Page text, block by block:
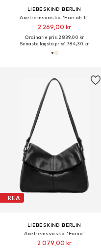
LIEBESKIND BERLIN
Axelremsväska 'Farrah II'
2 269,00 kr
Ordinarie pris: 2 839,00 kr
Senaste lägsta pris:1 784,30 kr
REA
LIEBESKIND BERLIN
Axelremsväska 'Fiona'
2 079,00 kr